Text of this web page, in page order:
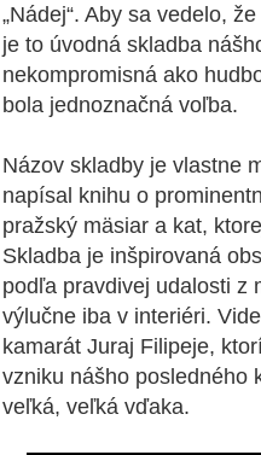
„Nádej“. Aby sa vedelo,
je to úvodná skladba
nekompromisná ako
bola jednoznačná voľba.
Názov skladby je vlastne
napísal knihu o
pražský mäsiar a kat,
Skladba je inšpirovaná
podľa pravdivej udalosti z
výlučne iba v interiéri.
kamarát Juraj Filipeje,
vzniku nášho posledného
veľká, veľká vďaka.